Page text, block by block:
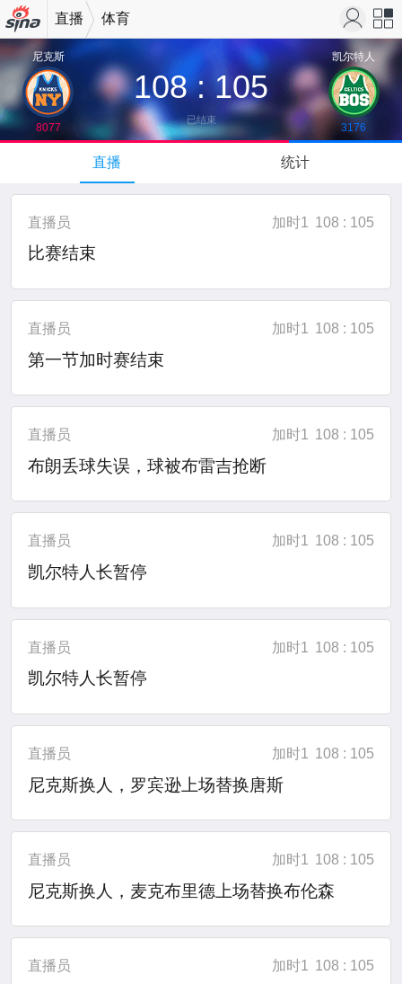
机新浪 站导
航
直播 体育
尼克斯
8077
凯尔特人
3176
108 : 105
已结束
直播 统计
↓
下拉可以刷新
直播员 加时1 108 : 105
比赛结束
直播员 加时1 108 : 105
第一节加时赛结束
直播员 加时1 108 : 105
布朗丢球失误，球被布雷吉抢断
直播员 加时1 108 : 105
凯尔特人长暂停
直播员 加时1 108 : 105
凯尔特人长暂停
直播员 加时1 108 : 105
尼克斯换人，罗宾逊上场替换唐斯
直播员 加时1 108 : 105
尼克斯换人，麦克布里德上场替换布伦森
直播员 加时1 108 : 105